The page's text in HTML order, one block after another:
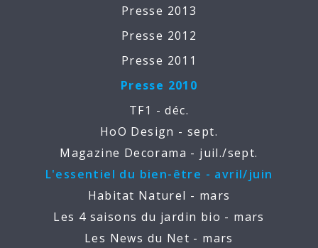
Presse 2013
Presse 2012
Presse 2011
Presse 2010
TF1 - déc.
HoO Design - sept.
Magazine Decorama - juil./sept.
L'essentiel du bien-être - avril/juin
Habitat Naturel - mars
Les 4 saisons du jardin bio - mars
Les News du Net - mars